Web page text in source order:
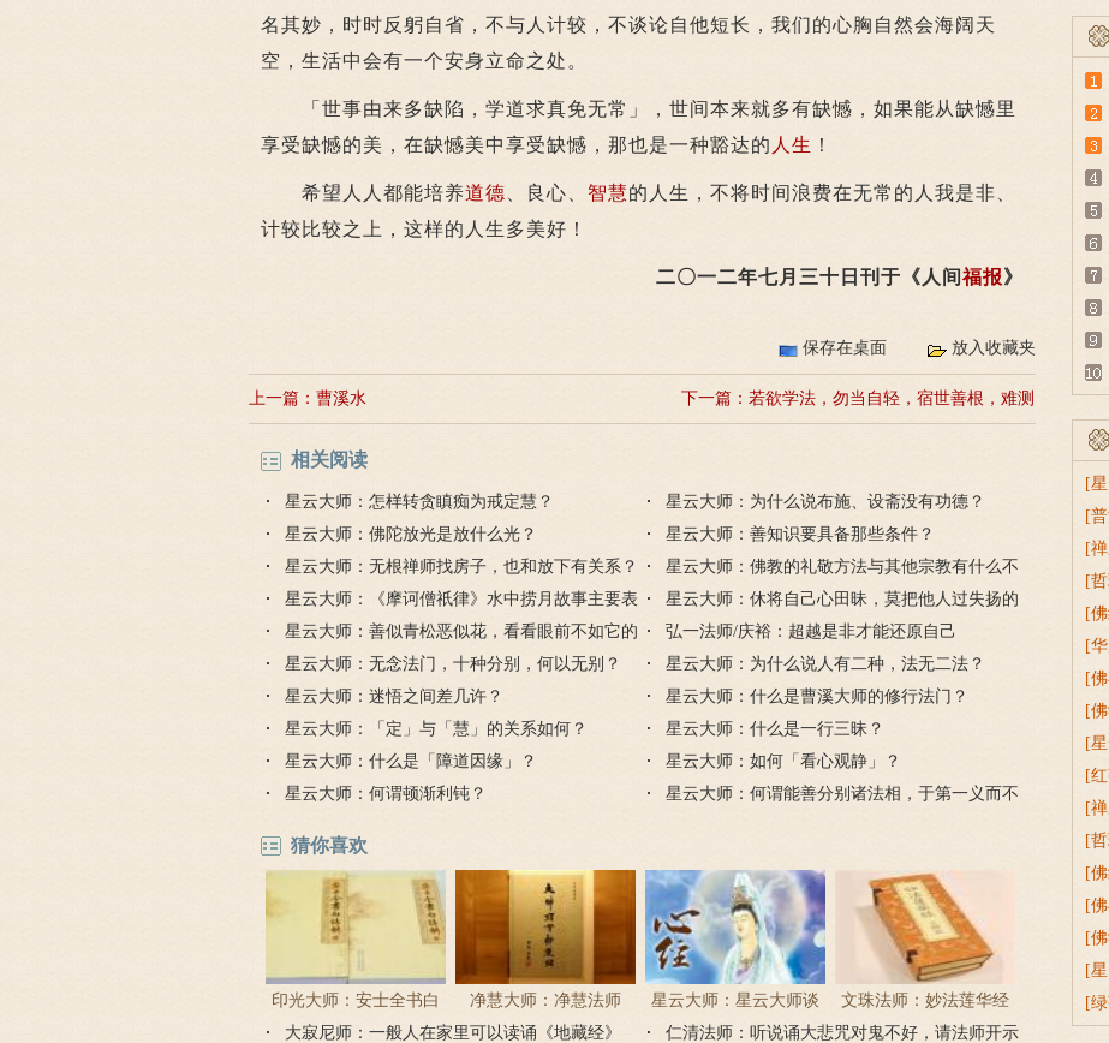
名其妙，时时反躬自省，不与人计较，不谈论自他短长，我们的心胸自然会海阔天
空，生活中会有一个安身立命之处。
「世事由来多缺陷，学道求真免无常」，世间本来就多有缺憾，如果能从缺憾里
享受缺憾的美，在缺憾美中享受缺憾，那也是一种豁达的 人生 ！
希望人人都能培养道德 、良心、 智慧的人生，不将时间浪费在无常的人我是非、
计较比较之上，这样的人生多美好！
二〇一二年七月三十日刊于《人间福报》
保存在桌面 放入收藏夹
上一篇： 曹溪水 下一篇： 若欲学法，勿当自轻，宿世善根，难测
相关阅读
星云大师：怎样转贪瞋痴为戒定慧？
星云大师：为什么说布施、设斋没有功德？
星云大师：佛陀放光是放什么光？
星云大师：善知识要具备那些条件？
星云大师：无根禅师找房子，也和放下有关系？
星云大师：佛教的礼敬方法与其他宗教有什么不
一样吗？
星云大师：《摩诃僧祇律》水中捞月故事主要表
达什么？
星云大师：休将自己心田昧，莫把他人过失扬的
解释
星云大师：善似青松恶似花，看看眼前不如它的
意思
弘一法师/庆裕：超越是非才能还原自己
星云大师：无念法门，十种分别，何以无别？
星云大师：为什么说人有二种，法无二法？
星云大师：迷悟之间差几许？
星云大师：什么是曹溪大师的修行法门？
星云大师：「定」与「慧」的关系如何？
星云大师：什么是一行三昧？
星云大师：什么是「障道因缘」？
星云大师：如何「看心观静」？
星云大师：何谓顿渐利钝？
星云大师：何谓能善分别诸法相，于第一义而不
猜你喜欢
印光大师：安士全书白
话解
净慧大师：净慧法师
《楞严经》浅译
星云大师：星云大师谈
《心经》
文珠法师：妙法莲华经
大寂尼师：一般人在家里可以读诵《地藏经》
仁清法师：听说诵大悲咒对鬼不好，请法师开示
[
[
[
[
成
[
[
[
[
节
[
功
[
方
[
禅
[
[
[
[
式
[
[